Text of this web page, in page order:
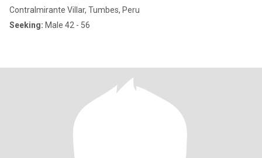
Contralmirante Villar, Tumbes, Peru
Seeking: Male 42 - 56